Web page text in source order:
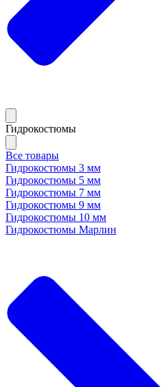
Гидрокостюмы
Все товары
Гидрокостюмы 3 мм
Гидрокостюмы 5 мм
Гидрокостюмы 7 мм
Гидрокостюмы 9 мм
Гидрокостюмы 10 мм
Гидрокостюмы Марлин